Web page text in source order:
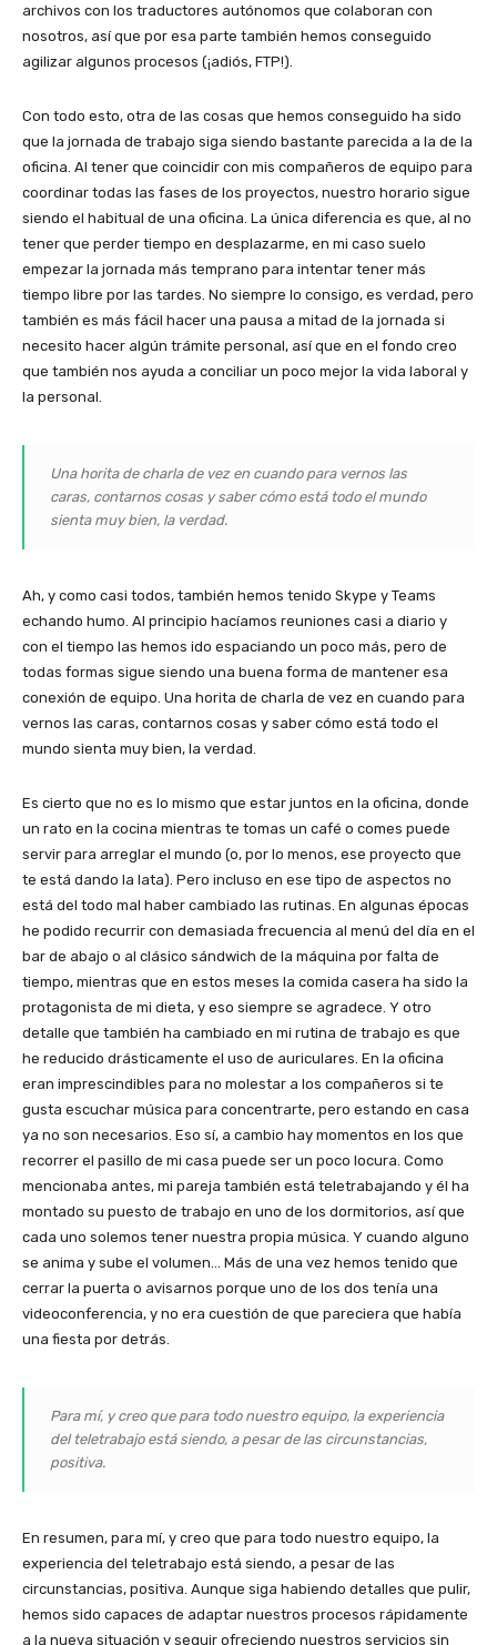
archivos con los traductores autónomos que colaboran con
nosotros, así que por esa parte también hemos conseguido
agilizar algunos procesos (¡adiós, FTP!).
Con todo esto, otra de las cosas que hemos conseguido ha sido
que la jornada de trabajo siga siendo bastante parecida a la de la
oficina. Al tener que coincidir con mis compañeros de equipo para
coordinar todas las fases de los proyectos, nuestro horario sigue
siendo el habitual de una oficina. La única diferencia es que, al no
tener que perder tiempo en desplazarme, en mi caso suelo
empezar la jornada más temprano para intentar tener más
tiempo libre por las tardes. No siempre lo consigo, es verdad, pero
también es más fácil hacer una pausa a mitad de la jornada si
necesito hacer algún trámite personal, así que en el fondo creo
que también nos ayuda a conciliar un poco mejor la vida laboral y
la personal.
Una horita de charla de vez en cuando para vernos las
caras, contarnos cosas y saber cómo está todo el mundo
sienta muy bien, la verdad.
Ah, y como casi todos, también hemos tenido Skype y Teams
echando humo. Al principio hacíamos reuniones casi a diario y
con el tiempo las hemos ido espaciando un poco más, pero de
todas formas sigue siendo una buena forma de mantener esa
conexión de equipo. Una horita de charla de vez en cuando para
vernos las caras, contarnos cosas y saber cómo está todo el
mundo sienta muy bien, la verdad.
Es cierto que no es lo mismo que estar juntos en la oficina, donde
un rato en la cocina mientras te tomas un café o comes puede
servir para arreglar el mundo (o, por lo menos, ese proyecto que
te está dando la lata). Pero incluso en ese tipo de aspectos no
está del todo mal haber cambiado las rutinas. En algunas épocas
he podido recurrir con demasiada frecuencia al menú del día en el
bar de abajo o al clásico sándwich de la máquina por falta de
tiempo, mientras que en estos meses la comida casera ha sido la
protagonista de mi dieta, y eso siempre se agradece. Y otro
detalle que también ha cambiado en mi rutina de trabajo es que
he reducido drásticamente el uso de auriculares. En la oficina
eran imprescindibles para no molestar a los compañeros si te
gusta escuchar música para concentrarte, pero estando en casa
ya no son necesarios. Eso sí, a cambio hay momentos en los que
recorrer el pasillo de mi casa puede ser un poco locura. Como
mencionaba antes, mi pareja también está teletrabajando y él ha
montado su puesto de trabajo en uno de los dormitorios, así que
cada uno solemos tener nuestra propia música. Y cuando alguno
se anima y sube el volumen… Más de una vez hemos tenido que
cerrar la puerta o avisarnos porque uno de los dos tenía una
videoconferencia, y no era cuestión de que pareciera que había
una fiesta por detrás.
Para mí, y creo que para todo nuestro equipo, la experiencia
del teletrabajo está siendo, a pesar de las circunstancias,
positiva.
En resumen, para mí, y creo que para todo nuestro equipo, la
experiencia del teletrabajo está siendo, a pesar de las
circunstancias, positiva. Aunque siga habiendo detalles que pulir,
hemos sido capaces de adaptar nuestros procesos rápidamente
a la nueva situación y seguir ofreciendo nuestros servicios sin